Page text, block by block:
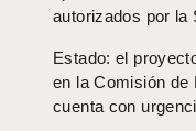
autorizados por la
Estado: el
en la Comisión de
cuenta con